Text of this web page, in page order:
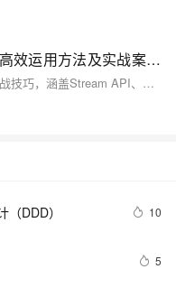
Java 集合高级应用与实战技巧之高效运用方法及实战案例解析
本课程深入讲解Java集合的高级应用与实战技巧，涵盖Stream API、并行处理、Optional类、现代化Map操作、不可变集合、异步处理及高级排序等核心内容，结合丰富示例，助你掌握Java集合的高效运用，提升代码质量与开发效率。
DDD） 10
5